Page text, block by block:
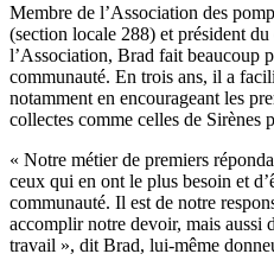
Membre de l’Association des
(section locale 288) et président
l’Association, Brad fait beaucoup
communauté. En trois ans, il a
notamment en encourageant les
collectes comme celles de Sirènes
« Notre métier de premiers
ceux qui en ont le plus besoin et
communauté. Il est de notre
accomplir notre devoir, mais aussi
travail », dit Brad, lui-même